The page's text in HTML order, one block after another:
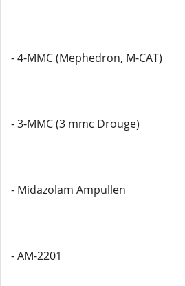
- 4-MMC (Mephedron, M-CAT)
- 3-MMC (3 mmc Drouge)
- Midazolam Ampullen
- AM-2201